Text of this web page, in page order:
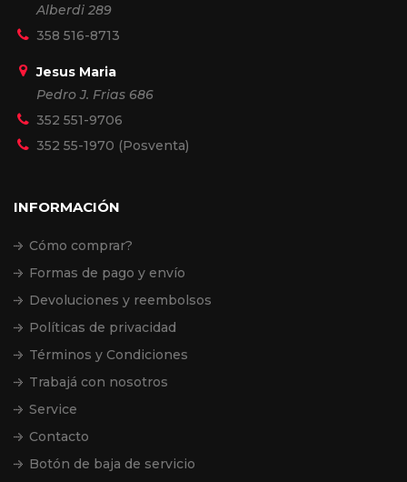
Alberdi 289
358 516-8713
Jesus Maria
Pedro J. Frias 686
352 551-9706
352 55-1970 (Posventa)
INFORMACIÓN
Cómo comprar?
Formas de pago y envío
Devoluciones y reembolsos
Políticas de privacidad
Términos y Condiciones
Trabajá con nosotros
Service
Contacto
Botón de baja de servicio